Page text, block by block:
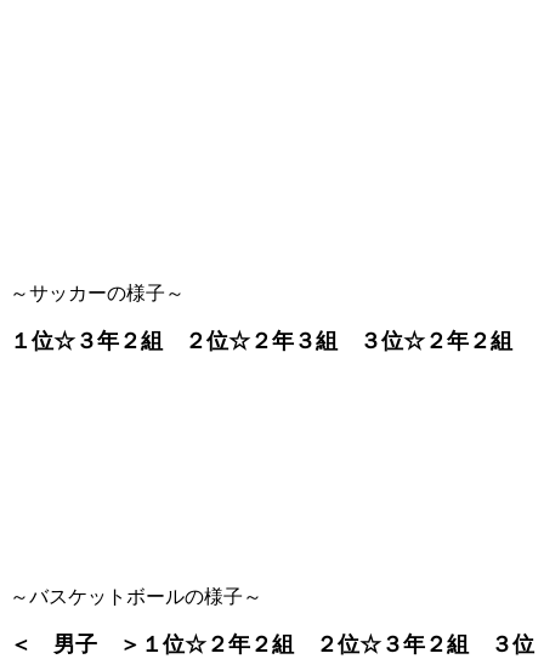
～サッカーの様子～
１位☆３年２組 ２位☆２年３組 ３位☆２年２組
～バスケットボールの様子～
＜ 男子 ＞１位☆２年２組 ２位☆３年２組 ３位